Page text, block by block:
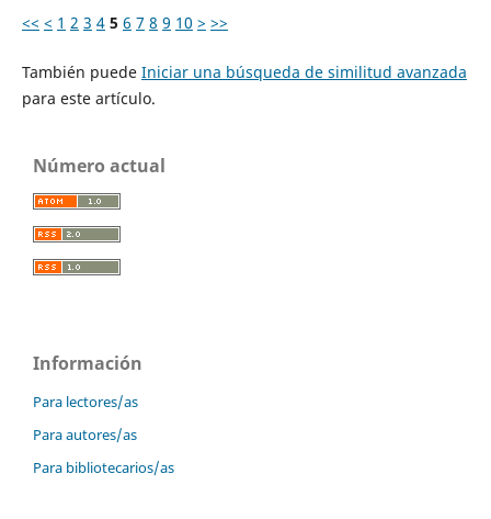
<< < 1 2 3 4 5 6 7 8 9 10 > >>
También puede Iniciar una búsqueda de similitud avanzada
para este artículo.
Número actual
Información
Para lectores/as
Para autores/as
Para bibliotecarios/as